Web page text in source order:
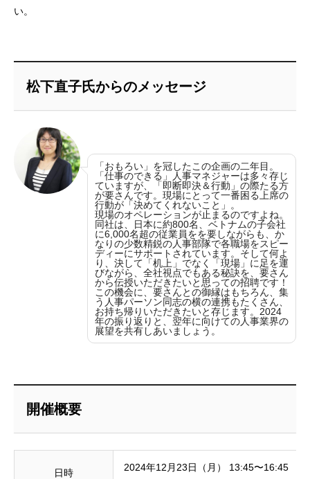
い。
松下直子氏からのメッセージ
「おもろい」を冠したこの企画の二年目。
「仕事のできる」人事マネジャーは多々存じ
ていますが、「即断即決＆行動」の際たる方
が要さんです。現場にとって一番困る上席の
行動が「決めてくれないこと」。
現場のオペレーションが止まるのですよね。
同社は、日本に約800名、ベトナムの子会社
に6,000名超の従業員をを要しながらも、か
なりの少数精鋭の人事部隊で各職場をスピー
ディーにサポートされています。そして何よ
り、決して「机上」でなく「現場」に足を運
びながら、全社視点でもある秘訣を、要さん
から伝授いただきたいと思っての招聘です！
この機会に、要さんとの御縁はもちろん、集
う人事パーソン同志の横の連携もたくさん、
お持ち帰りいただきたいと存じます。2024
年の振り返りと、翌年に向けての人事業界の
展望を共有しあいましょう。
開催概要
日時 2024年12月23日（月） 13:45〜16:45